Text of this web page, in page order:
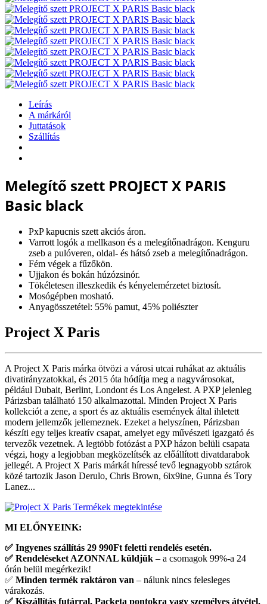
Leírás
A márkáról
Juttatások
Szállítás
Melegítő szett PROJECT X PARIS
Basic black
PxP kapucnis szett akciós áron.
Varrott logók a mellkason és a melegítőnadrágon. Kenguru
zseb a pulóveren, oldal- és hátsó zseb a melegítőnadrágon.
Fém végek a fűzőkön.
Ujjakon és bokán húzózsinór.
Tökéletesen illeszkedik és kényelemérzetet biztosít.
Mosógépben mosható.
Anyagösszetétel: 55% pamut, 45% poliészter
Project X Paris
A Project X Paris márka ötvözi a városi utcai ruhákat az aktuális
divatirányzatokkal, és 2015 óta hódítja meg a nagyvárosokat,
például Dubait, Berlint, Londont és Los Angelest. A PXP jelenleg
Párizsban található 150 alkalmazottal. Minden Project X Paris
kollekciót a zene, a sport és az aktuális események által ihletett
modern jellemzők jellemeznek. Ezeket a helyszínen, Párizsban
készíti egy teljes kreatív csapat, amelyet egy művészeti igazgató és
tervezők vezetnek. A legtöbb fotózást a PXP házon belüli csapata
végzi, hogy a legjobban megközelítsék az előállított divatdarabok
jellegét. A Project X Paris márkát híressé tevő legnagyobb sztárok
közé tartozik Jason Derulo, Chris Brown, 6ix9ine, Gunna és Tory
Lanez...
Termékek megtekintése
MI ELŐNYEINK:
✅ Ingyenes szállítás 29 990Ft feletti rendelés esetén.
✅ Rendeléseket AZONNAL küldjük – a csomagok 99%-a 24
órán belül megérkezik!
✅ Minden termék raktáron van – nálunk nincs felesleges
várakozás.
✅ Kiszállítás futárral, Packeta pontokra vagy személyes átvétel.